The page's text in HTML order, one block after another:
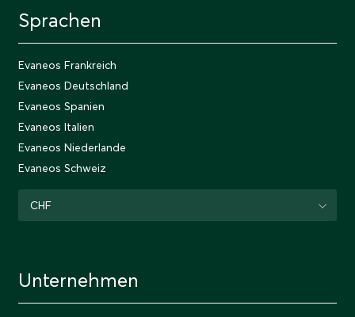
Sprachen
Evaneos Frankreich
Evaneos Deutschland
Evaneos Spanien
Evaneos Italien
Evaneos Niederlande
Evaneos Schweiz
CHF
Unternehmen